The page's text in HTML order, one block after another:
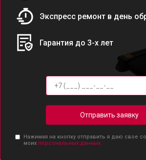
Экспресс ремонт в день
Гарантия до 3-х лет
Отправить заявку
Нажимая на кнопку отправить я даю свое
моих персональных данных.